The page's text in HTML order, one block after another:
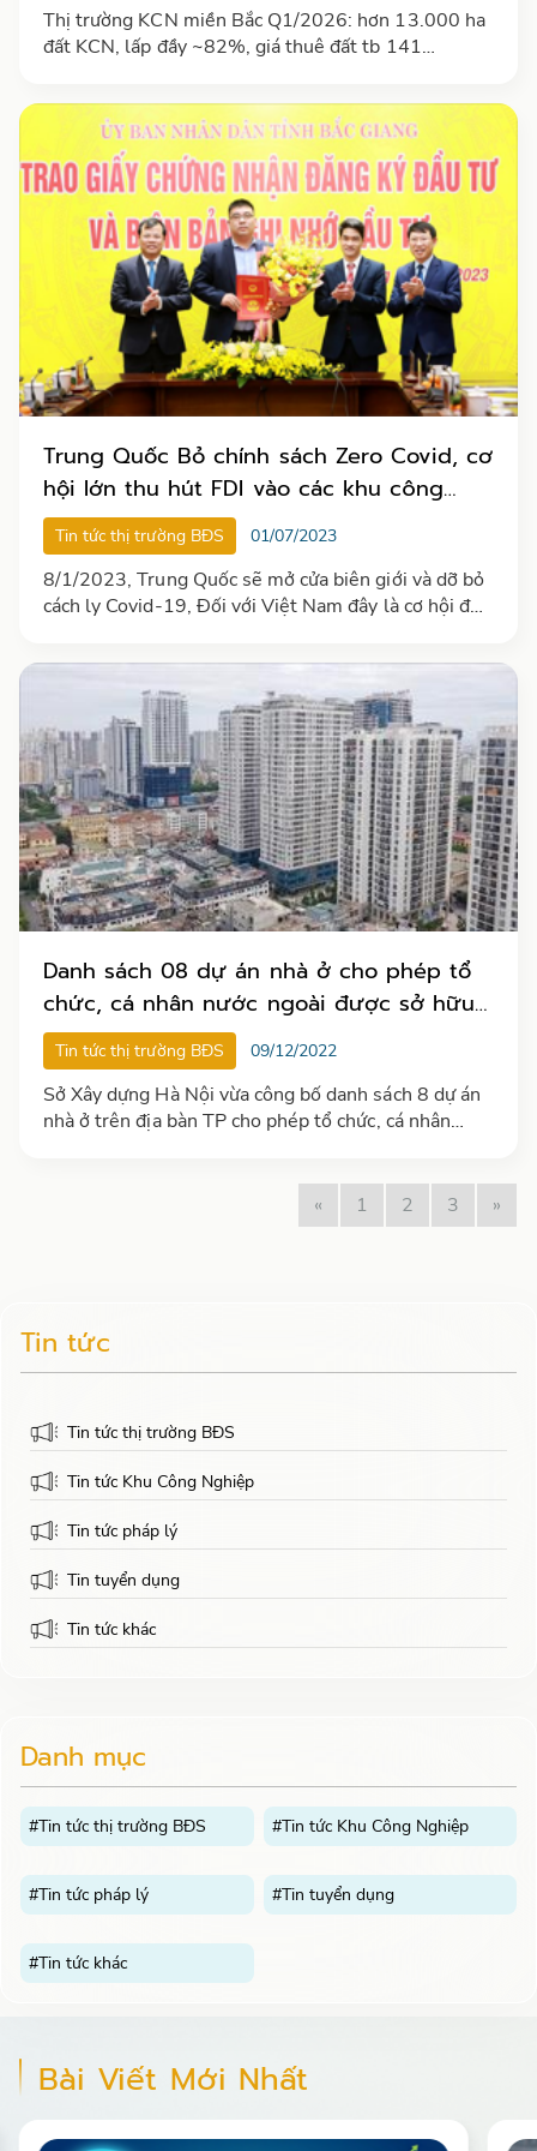
Thị trường KCN miền Bắc Q1/2026: hơn 13.000 ha
đất KCN, lấp đầy ~82%, giá thuê đất tb 141
USD/m²/tháng, tăng 10% YoY
Trung Quốc Bỏ chính sách Zero Covid, cơ
hội lớn thu hút FDI vào các khu công
nghiệp năm 2023
Tin tức thị trường BĐS 01/07/2023
8/1/2023, Trung Quốc sẽ mở cửa biên giới và dỡ bỏ
cách ly Covid-19, Đối với Việt Nam đây là cơ hội để
KCN tại Việt Nam.
Danh sách 08 dự án nhà ở cho phép tổ
chức, cá nhân nước ngoài được sở hữu
tại Hà Nội
Tin tức thị trường BĐS 09/12/2022
Sở Xây dựng Hà Nội vừa công bố danh sách 8 dự án
nhà ở trên địa bàn TP cho phép tổ chức, cá nhân
«
1 2 3 »
Tin tức
Tin tức thị trường BĐS
Tin tức Khu Công Nghiệp
Tin tức pháp lý
Tin tuyển dụng
Tin tức khác
Danh mục
#Tin tức thị trường BĐS #Tin tức Khu Công Nghiệp
#Tin tức pháp lý #Tin tuyển dụng
#Tin tức khác
Bài Viết Mới Nhất